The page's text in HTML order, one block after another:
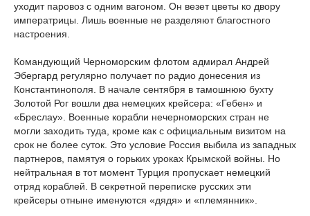
уходит паровоз с одним вагоном. Он везет цветы ко двору
императрицы. Лишь военные не разделяют благостного
настроения.
Командующий Черноморским флотом адмирал Андрей
Эбергард регулярно получает по радио донесения из
Константинополя. В начале сентября в тамошнюю бухту
Золотой Рог вошли два немецких крейсера: «Гебен» и
«Бреслау». Военные корабли нечерноморских стран не
могли заходить туда, кроме как с официальным визитом на
срок не более суток. Это условие Россия выбила из западных
партнеров, памятуя о горьких уроках Крымской войны. Но
нейтральная в тот момент Турция пропускает немецкий
отряд кораблей. В секретной переписке русских эти
крейсеры отныне именуются «дядя» и «племянник».